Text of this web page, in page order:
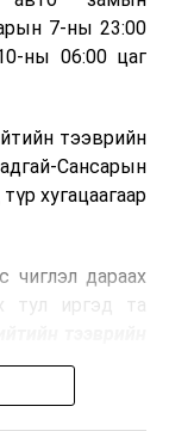
үйлдвэрээс
технологи
лаг
цахилгаан
лагийн
7-ны 23:00
ны 06:00 цаг
тээврийн
Сансарын
хугацаагаар
чиглэл дараах
тул иргэд та